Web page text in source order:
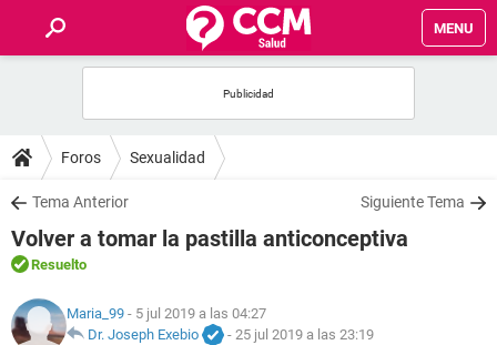
MENU
FOROS
SALUD
FAMILIA
NUTRICIÓN
Foros Sexualidad
Tema Anterior Siguiente Tema
Volver a tomar la pastilla anticonceptiva
Resuelto
Maria_99 - 5 jul 2019 a las 04:27
Dr. Joseph Exebio
- 25 jul 2019 a las 23:19